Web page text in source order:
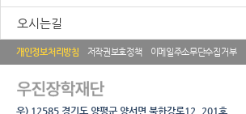
오시는길
개인정보처리방침 저작권보호정책 이메일주소무단수집거부
우
진
학
우) 12585 경기도 양평군 양서면 북한강로12, 201호